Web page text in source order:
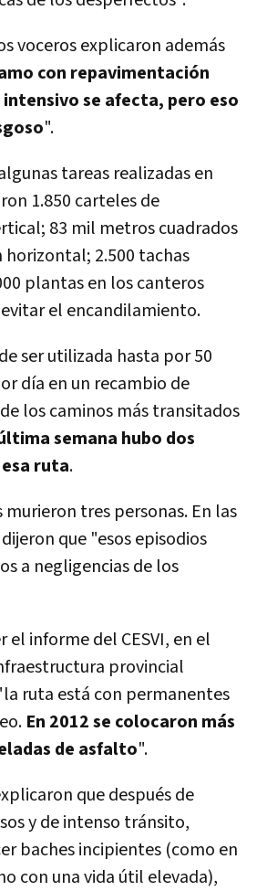
voceros explicaron además
con repavimentación
intensivo se afecta, pero eso
".
tareas realizadas en
1.850 carteles de
83 mil metros cuadrados
horizontal; 2.500 tachas
plantas en los canteros
el encandilamiento.
ser utilizada hasta por 50
día en un recambio de
los caminos más transitados
semana hubo dos
ruta.
murieron tres personas. En las
que "esos episodios
a negligencias de los
el informe del CESVI, en el
provincial
ruta está con permanentes
En 2012 se colocaron más
de asfalto".
que después de
y de intenso tránsito,
baches incipientes (como en
con una vida útil elevada),